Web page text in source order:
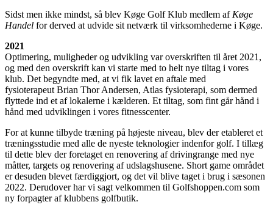
Sidst men ikke mindst, så blev Køge Golf Klub medlem af Køge
Handel for derved at udvide sit netværk til virksomhederne i Køge.
2021
Optimering, muligheder og udvikling var overskriften til året 2021,
og med den overskrift kan vi starte med to helt nye tiltag i vores
klub. Det begyndte med, at vi fik lavet en aftale med
fysioterapeut Brian Thor Andersen, Atlas fysioterapi, som dermed
flyttede ind et af lokalerne i kælderen. Et tiltag, som fint går hånd i
hånd med udviklingen i vores fitnesscenter.
For at kunne tilbyde træning på højeste niveau, blev der etableret et
træningsstudie med alle de nyeste teknologier indenfor golf. I tillæg
til dette blev der foretaget en renovering af drivingrange med nye
måtter, targets og renovering af udslagshusene. Short game området
er desuden blevet færdiggjort, og det vil blive taget i brug i sæsonen
2022. Derudover har vi sagt velkommen til Golfshoppen.com som
ny forpagter af klubbens golfbutik.